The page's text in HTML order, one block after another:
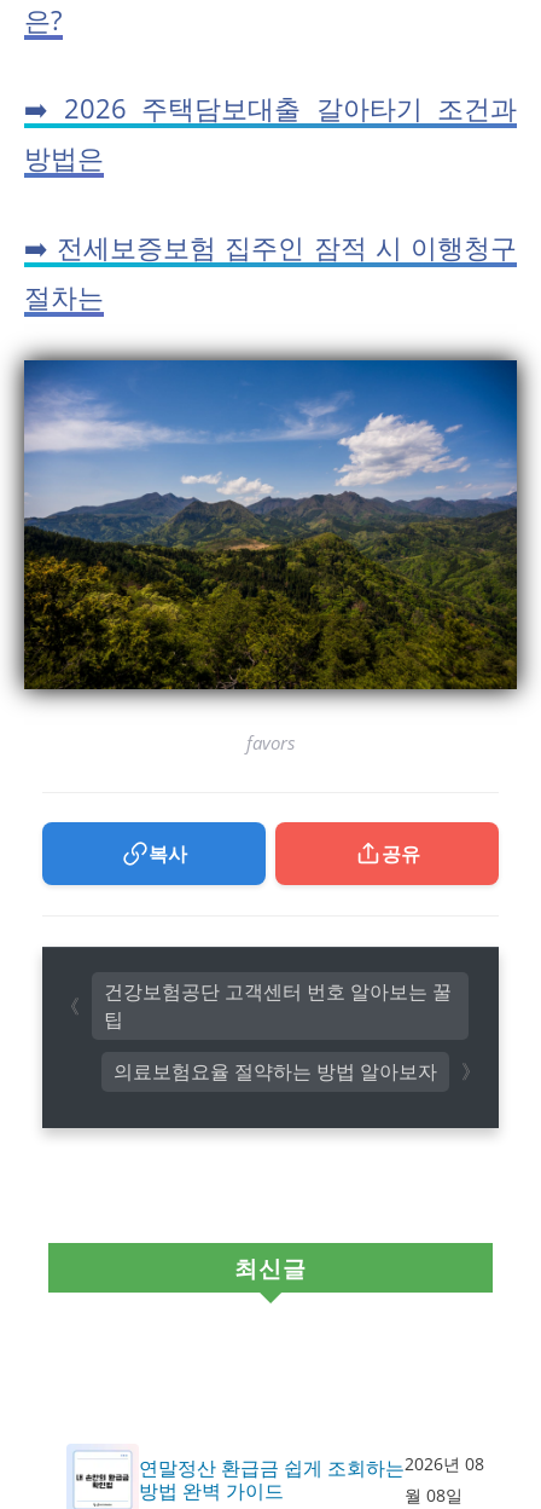
은?
➡️ 2026 주택담보대출 갈아타기 조건과
방법은
➡️ 전세보증보험 집주인 잠적 시 이행청구
절차는
favors
복사 공유
의료보험요율 절약하는 방법 알아보자
건강보험공단 고객센터 번호 알아보는 꿀
팁
최신글
연말정산 환급금 쉽게 조회하는
방법 완벽 가이드
2026년 08
월 08일